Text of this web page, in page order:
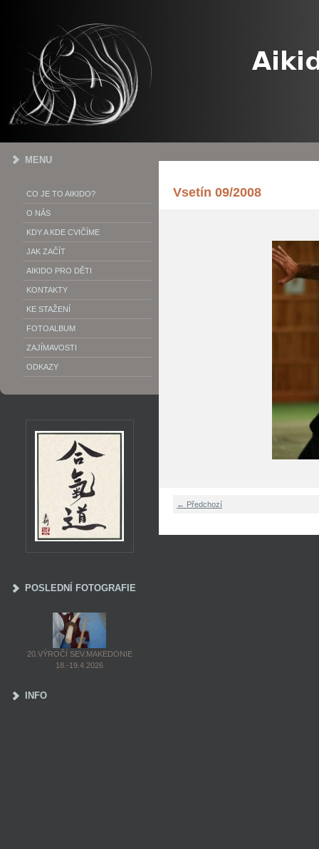
Vsetín 09/2008
← Předchozí
MENU
CO JE TO AIKIDO?
O NÁS
KDY A KDE CVIČÍME
JAK ZAČÍT
AIKIDO PRO DĚTI
KONTAKTY
KE STAŽENÍ
FOTOALBUM
ZAJÍMAVOSTI
ODKAZY
POSLEDNÍ FOTOGRAFIE
20.VÝROČÍ SEV.MAKEDONIE
18.-19.4.2026
INFO